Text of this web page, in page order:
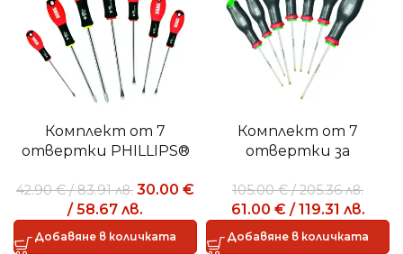
Комплект от 7
отвертки PHILLIPS®
42.90€ /83.91лв. 30.00 €
/58.67 лв.
Добавяне в количката
Комплект от 7
отвертки за
тип TORX®
105.00€ /205.36лв.
61.00 € /119.31 лв.
Добавяне в количката